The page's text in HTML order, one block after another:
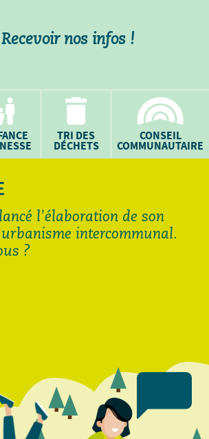
TRI DES
DÉCHETS
CONSEIL
COMMUNAUTAIRE
nos infos !
l'élaboration de son
intercommunal.
?